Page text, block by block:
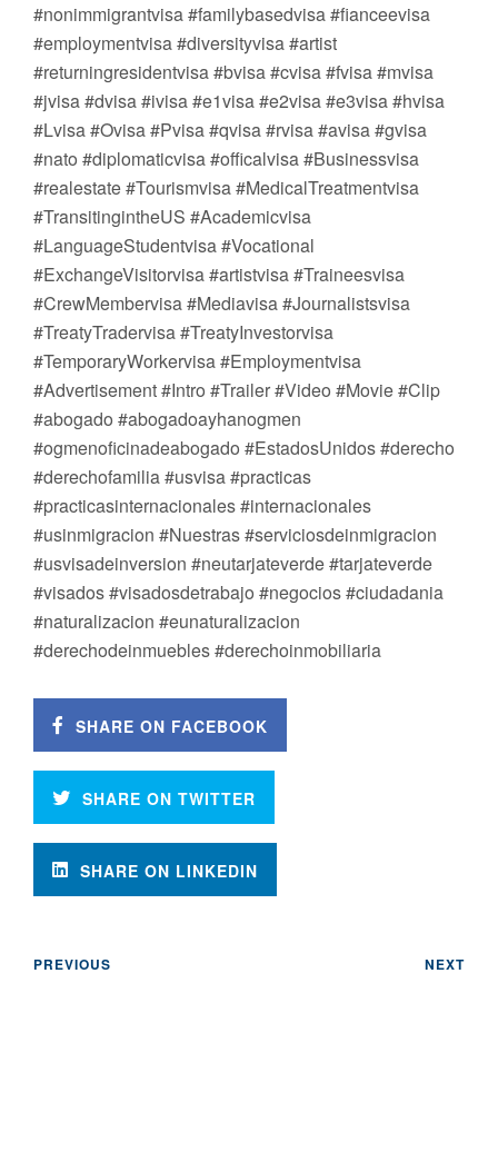
#nonimmigrantvisa #familybasedvisa #fianceevisa
#employmentvisa #diversityvisa #artist
#returningresidentvisa #bvisa #cvisa #fvisa #mvisa
#jvisa #dvisa #ivisa #e1visa #e2visa #e3visa #hvisa
#Lvisa #Ovisa #Pvisa #qvisa #rvisa #avisa #gvisa
#nato #diplomaticvisa #officalvisa #Businessvisa
#realestate #Tourismvisa #MedicalTreatmentvisa
#TransitingintheUS #Academicvisa
#LanguageStudentvisa #Vocational
#ExchangeVisitorvisa #artistvisa #Traineesvisa
#CrewMembervisa #Mediavisa #Journalistsvisa
#TreatyTradervisa #TreatyInvestorvisa
#TemporaryWorkervisa #Employmentvisa
#Advertisement #Intro #Trailer #Video #Movie #Clip
#abogado #abogadoayhanogmen
#ogmenoficinadeabogado #EstadosUnidos #derecho
#derechofamilia #usvisa #practicas
#practicasinternacionales #internacionales
#usinmigracion #Nuestras #serviciosdeinmigracion
#usvisadeinversion #neutarjateverde #tarjateverde
#visados #visadosdetrabajo #negocios #ciudadania
#naturalizacion #eunaturalizacion
#derechodeinmuebles #derechoinmobiliaria
SHARE ON FACEBOOK
SHARE ON TWITTER
SHARE ON LINKEDIN
PREVIOUS NEXT